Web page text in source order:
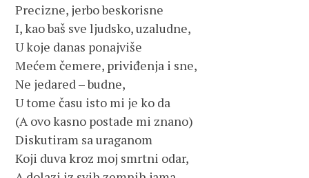
Precizne, jerbo beskorisne
I, kao baš sve ljudsko, uzaludne,
U koje danas ponajviše
Mećem čemere, priviđenja i sne,
Ne jedared – budne,
U tome času isto mi je ko da
(A ovo kasno postade mi znano)
Diskutiram sa uraganom
Koji duva kroz moj smrtni odar,